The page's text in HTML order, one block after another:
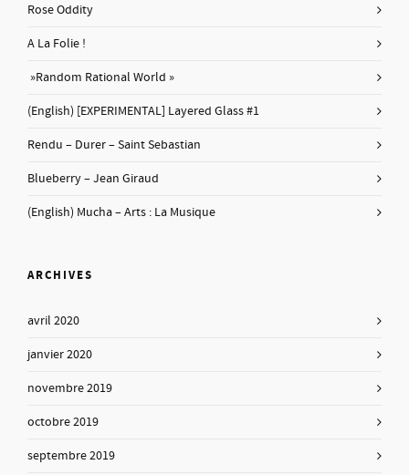
Rose Oddity
A La Folie !
»Random Rational World »
(English) [EXPERIMENTAL] Layered Glass #1
Rendu – Durer – Saint Sebastian
Blueberry – Jean Giraud
(English) Mucha – Arts : La Musique
ARCHIVES
avril 2020
janvier 2020
novembre 2019
octobre 2019
septembre 2019